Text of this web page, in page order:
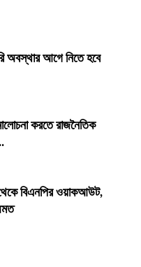
অবস্থার আগে নিতে হবে
করতে রাজনৈতিক
বিএনপির ওয়াকআউট,